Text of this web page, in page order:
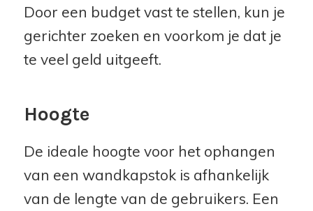
Door een budget vast te stellen, kun je
gerichter zoeken en voorkom je dat je
te veel geld uitgeeft.
Hoogte
De ideale hoogte voor het ophangen
van een wandkapstok is afhankelijk
van de lengte van de gebruikers. Een